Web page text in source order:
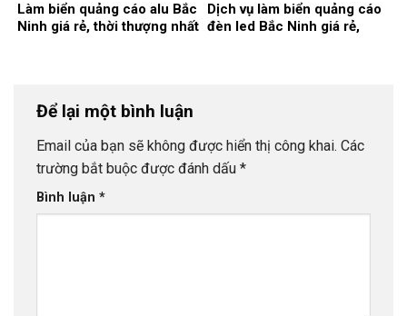
Làm biển quảng cáo alu Bắc
Ninh giá rẻ, thời thượng nhất
Dịch vụ làm biển quảng cáo
đèn led Bắc Ninh giá rẻ,
Để lại một bình luận
Email của bạn sẽ không được hiển thị công khai. Các
trường bắt buộc được đánh dấu *
Bình luận *